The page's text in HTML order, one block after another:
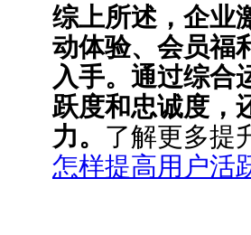
综上所述，企业
动体验、会员福
入手。通过综合
跃度和忠诚度，
力。 了解更多提
怎样提高用户活